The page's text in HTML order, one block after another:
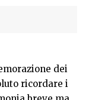
dei
ricordare i